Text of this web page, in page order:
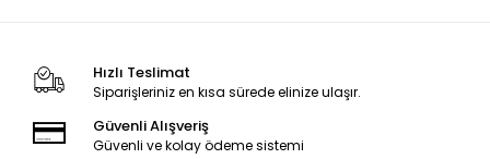
Hızlı Teslimat
Siparişleriniz en kısa sürede elinize ulaşır.
Güvenli Alışveriş
Güvenli ve kolay ödeme sistemi